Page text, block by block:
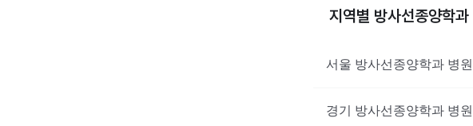
지역별 방사선종양학과
서울 방사선종양학과 병원
경기 방사선종양학과 병원